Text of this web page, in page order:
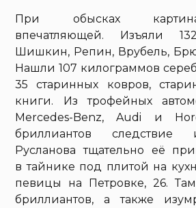
При обысках
впечатляющей. Изъяли
Шишкин, Репин, Врубель,
Нашли 107 килограммов
35 старинных ковров,
книги. Из трофейных
Mercedes-Benz, Audi и
бриллиантов следствие
Русланова тщательно её
в тайнике под плитой на
певицы на Петровке, 26.
бриллиантов, а также